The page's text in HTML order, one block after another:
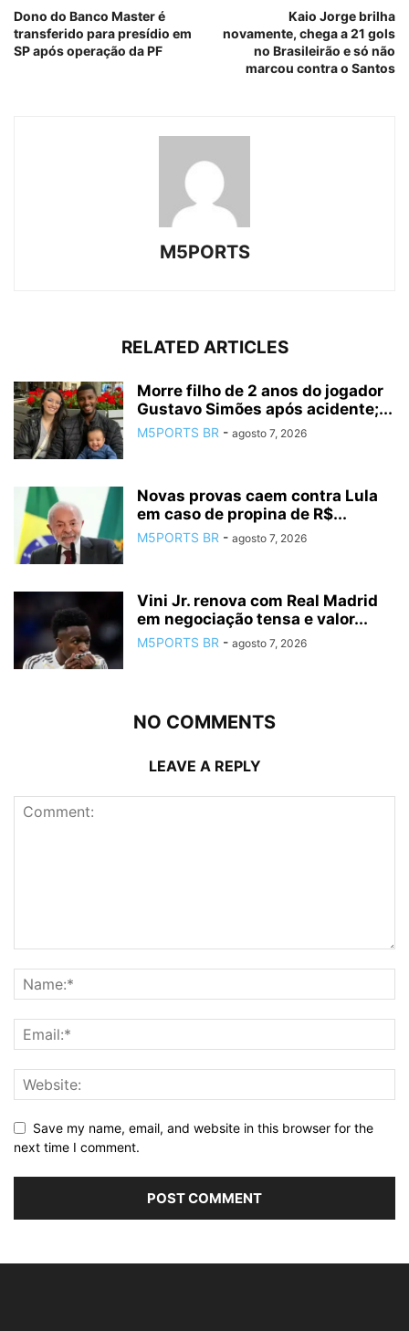
Dono do Banco Master é
transferido para presídio em
SP após operação da PF
Kaio Jorge brilha
novamente, chega a 21 gols
no Brasileirão e só não
marcou contra o Santos
M5PORTS
RELATED ARTICLES
Morre filho de 2 anos do jogador
Gustavo Simões após acidente;...
M5PORTS BR - agosto 7, 2026
Novas provas caem contra Lula
em caso de propina de R$...
M5PORTS BR - agosto 7, 2026
Vini Jr. renova com Real Madrid
em negociação tensa e valor...
M5PORTS BR - agosto 7, 2026
NO COMMENTS
LEAVE A REPLY
Save my name, email, and website in this browser for the
next time I comment.